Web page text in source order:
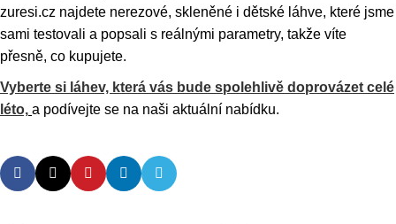
zuresi.cz najdete nerezové, skleněné i dětské láhve, které jsme
sami testovali a popsali s reálnými parametry, takže víte
přesně, co kupujete.
Vyberte si láhev, která vás bude spolehlivě doprovázet celé
léto, a podívejte se na naši aktuální nabídku.